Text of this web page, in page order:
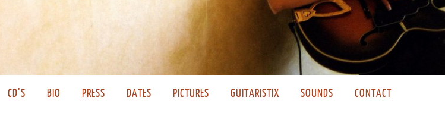
CD’S BIO PRESS DATES PICTURES GUITARISTIX SOUNDS CONTACT